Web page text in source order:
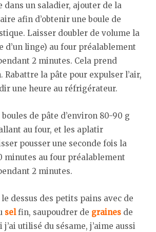
dans un saladier, ajouter de la
afin d’obtenir une boule de
Laisser doubler de volume la
d’un linge) au four préalablement
2 minutes. Cela prend
Rabattre la pâte pour expulser l’air,
une heure au réfrigérateur.
de pâte d’environ 80-90 g
au four, et les aplatir
pousser une seconde fois la
minutes au four préalablement
2 minutes.
dessus des petits pains avec de
selfin, saupoudrer de graines de
utilisé du sésame, j’aime aussi